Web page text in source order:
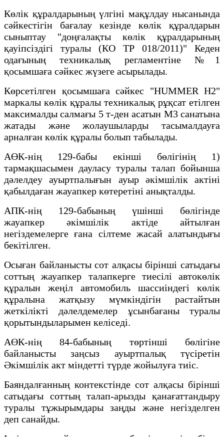
Көлік құралдарының үлгіні мақұлдау нысанында
сәйкестігін бағалау кезінде көлік құралдарын
сыныптау "доңғалақты көлік құралдарының
қауіпсіздігі туралы (КО ТР 018/2011)" Кеден
одағының техникалық регламентіне №1
қосымшаға сәйкес жүзеге асырылады.
Көрсетілген қосымшаға сәйкес "HUMMER Н2"
маркалы көлік құралы техникалық рұқсат етілген
максималды салмағы 5 т-ден асатын М3 санатына
жатады және жолаушыларды тасымалдауға
арналған көлік құралы болып табылады.
АӨК-нің 129-бабы екінші бөлігінің 1)
тармақшасымен дауласу туралы талап бойынша
дәлелдеу ауыртпалығын ауыр әкімшілік актіні
қабылдаған жауапкер көтеретіні анықталды.
АПК-нің 129-бабының үшінші бөлігінде
жауапкер әкімшілік актіде айтылған
негіздемелерге ғана сілтеме жасай алатындығы
бекітілген.
Осыған байланысты сот алқасы бірінші сатыдағы
соттың жауапкер талапкерге тиесілі автокөлік
құралын жеңіл автомобиль шассиіндегі көлік
құралына жатқызу мүмкіндігін растайтын
жеткілікті дәлелдемелер ұсынбағаны туралы
қорытындыларымен келіседі.
АӨК-нің 84-бабының төртінші бөлігіне
байланысты заңсыз ауыртпалық түсіретін
Әкімшілік акт міндетті түрде жойылуға тиіс.
Баяндалғанның контекстінде сот алқасы бірінші
сатыдағы соттың талап-арызды қанағаттандыру
туралы тұжырымдары заңды және негізделген
деп санайды.